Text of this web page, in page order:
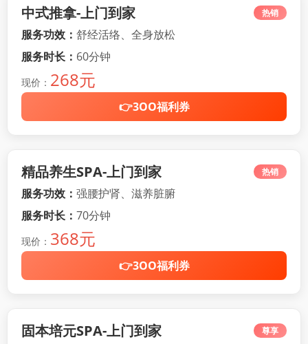
中式推拿-上门到家 热销
服务功效： 舒经活络、全身放松
服务时长： 60分钟
现价： 268元
👉3OO福利券
精品养生SPA-上门到家 热销
服务功效： 强腰护肾、滋养脏腑
服务时长： 70分钟
现价： 368元
👉3OO福利券
固本培元SPA-上门到家 尊享